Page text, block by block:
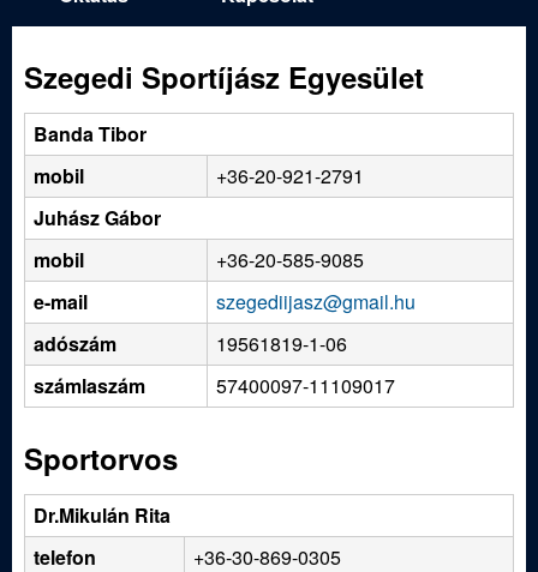
e
g
e
d
S
p
o
r
i
n
m
Szegedi Sportíjász Egyesület
Banda Tibor
mobil
+36-20-921-2791
Juhász Gábor
mobil
+36-20-585-9085
e-mail
szegediijasz@gmail.hu
adószám
19561819-1-06
számlaszám
57400097-11109017
Sportorvos
Dr.Mikulán Rita
telefon
+36-30-869-0305